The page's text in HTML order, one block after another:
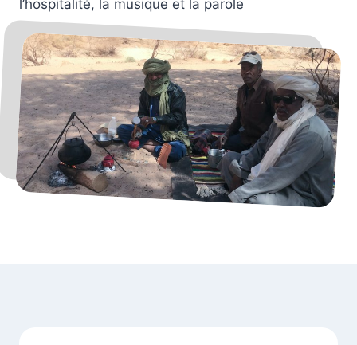
l’hospitalité, la musique et la parole